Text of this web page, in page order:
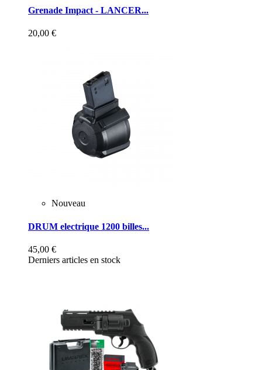
Grenade Impact - LANCER...
20,00 €
Nouveau
DRUM electrique 1200 billes...
45,00 €
Derniers articles en stock